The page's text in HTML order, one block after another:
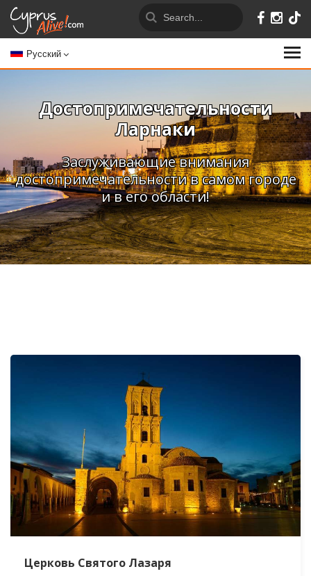
Русский
Достопримечательности
Ларнаки
Заслуживающие внимания
достопримечательности в самом городе
и в его области!
Церковь Святого Лазаря